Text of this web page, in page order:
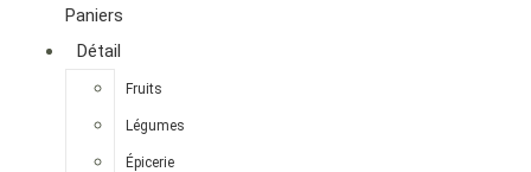
Paniers
Détail
Fruits
Légumes
Épicerie